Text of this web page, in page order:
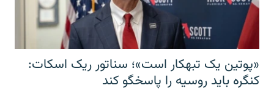
«پوتین یک تبهکار است»؛ سناتور ریک اسکات:
کنگره باید روسیه را پاسخگو کند